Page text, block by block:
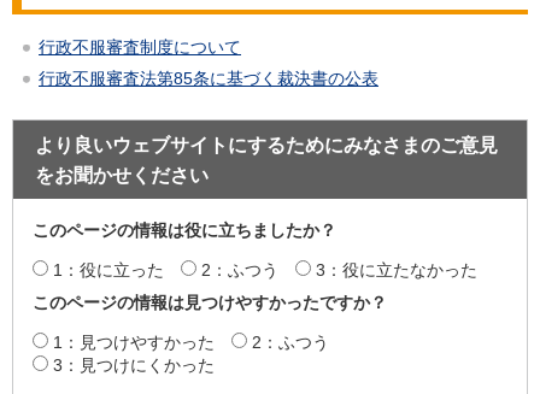
行政不服審査制度について
行政不服審査法第85条に基づく裁決書の公表
より良いウェブサイトにするためにみなさまのご意見
をお聞かせください
このページの情報は役に立ちましたか？
1：役に立った 2：ふつう
3：役に立たなかった
このページの情報は見つけやすかったですか？
1：見つけやすかった
2：ふつう
3：見つけにくかった